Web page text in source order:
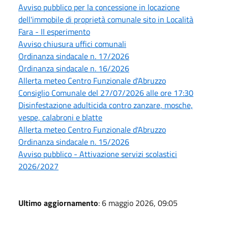
Avviso pubblico per la concessione in locazione
dell'immobile di proprietà comunale sito in Località
Fara - II esperimento
Avviso chiusura uffici comunali
Ordinanza sindacale n. 17/2026
Ordinanza sindacale n. 16/2026
Allerta meteo Centro Funzionale d'Abruzzo
Consiglio Comunale del 27/07/2026 alle ore 17:30
Disinfestazione adulticida contro zanzare, mosche,
vespe, calabroni e blatte
Allerta meteo Centro Funzionale d'Abruzzo
Ordinanza sindacale n. 15/2026
Avviso pubblico - Attivazione servizi scolastici
2026/2027
Ultimo aggiornamento: 6 maggio 2026, 09:05